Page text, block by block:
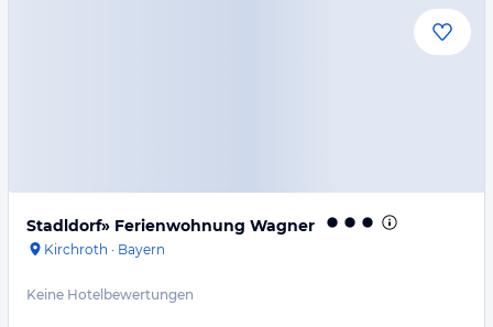
Stadldorf» Ferienwohnung Wagner
Kirchroth · Bayern
Keine Hotelbewertungen